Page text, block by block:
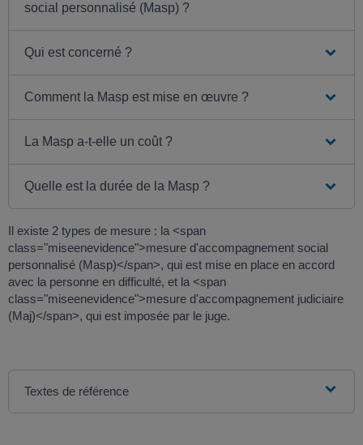
social personnalisé (Masp) ?
Qui est concerné ?
Comment la Masp est mise en œuvre ?
La Masp a-t-elle un coût ?
Quelle est la durée de la Masp ?
Il existe 2 types de mesure : la <span
class="miseenevidence">mesure d'accompagnement social
personnalisé (Masp)</span>, qui est mise en place en accord
avec la personne en difficulté, et la <span
class="miseenevidence">mesure d'accompagnement judiciaire
(Maj)</span>, qui est imposée par le juge.
Textes de référence